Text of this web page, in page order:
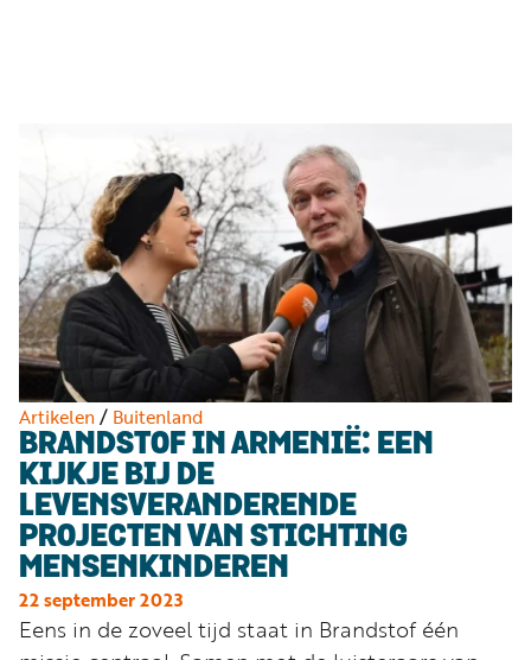
Artikelen/ Buitenland
BRANDSTOF IN ARMENIË: EEN
KIJKJE BIJ DE
LEVENSVERANDERENDE
PROJECTEN VAN STICHTING
MENSENKINDEREN
22 september 2023
Eens in de zoveel tijd staat in Brandstof één
Muziek
Artikelen
Kanalen
Steun
onze
missie
Info
Word
nu
vriend
Businessclub